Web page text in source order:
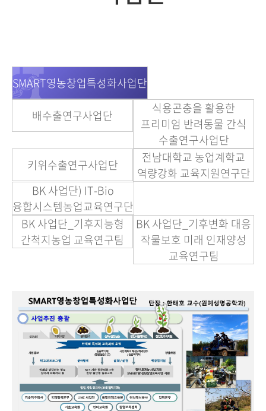
SMART영농창업특성화사업단
배수출연구사업단
식용곤충을 활용한
프리미엄 반려동물 간식
수출연구사업단
키위수출연구사업단
전남대학교 농업계학교
역량강화 교육지원연구단
BK 사업단) IT-Bio
융합시스템농업교육연구단
BK 사업단_기후지능형
간척지농업 교육연구팀
BK 사업단_기후변화 대응
작물보호 미래 인재양성
교육연구팀